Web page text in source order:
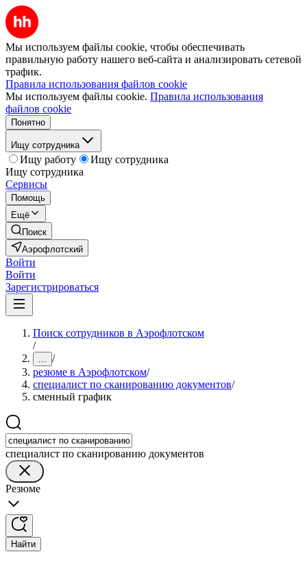
Мы используем файлы cookie, чтобы обеспечивать
правильную работу нашего веб-сайта и анализировать сетевой
трафик.
Правила использования файлов cookie
Мы используем файлы cookie. Правила использования
файлов cookie
Понятно
Ищу сотрудника
Ищу работу
Ищу сотрудника
Ищу сотрудника
Сервисы
Помощь
Ещё
Поиск
Аэрофлотский
Войти
Войти
Зарегистрироваться
Поиск сотрудников в Аэрофлотском
/
... /
резюме в Аэрофлотском/
специалист по сканированию документов/
сменный график
специалист по сканированию документов
Резюме
Найти